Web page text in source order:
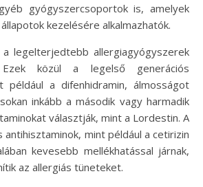
gyógyszercsoportok is, amelyek
kezelésére alkalmazhatók.
a legelterjedtebb allergiagyógyszerek
közül a legelső generációs
például a difenhidramin, álmosságot
inkább a második vagy harmadik
választják, mint a Lordestin. A
antihisztaminok, mint például a cetirizin
kevesebb mellékhatással járnak,
az allergiás tüneteket.